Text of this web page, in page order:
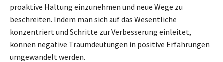
proaktive Haltung einzunehmen und neue Wege zu
beschreiten. Indem man sich auf das Wesentliche
konzentriert und Schritte zur Verbesserung einleitet,
können negative Traumdeutungen in positive Erfahrungen
umgewandelt werden.